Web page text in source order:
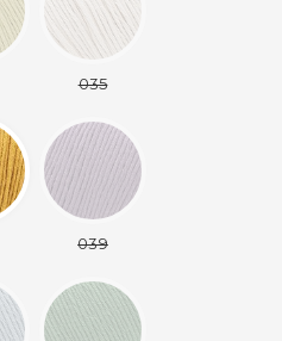
035
039